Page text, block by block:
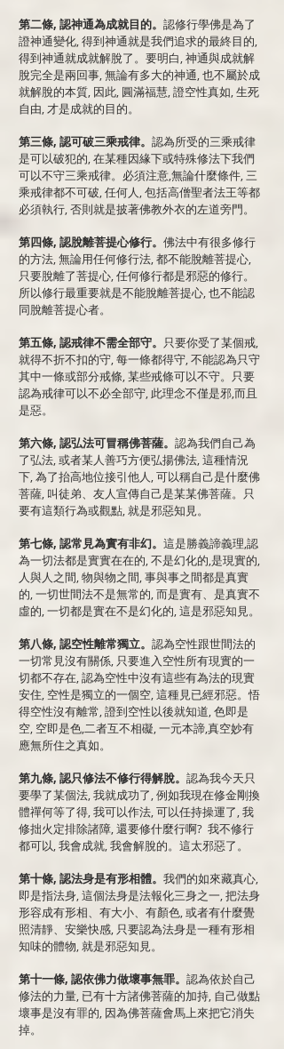
第二條, 認神通為成就目的。 認修行學佛是為了
證神通變化, 得到神通就是我們追求的最終目的,
得到神通就成就解脫了。要明白, 神通與成就解
脫完全是兩回事, 無論有多大的神通, 也不屬於成
就解脫的本質, 因此, 圓滿福慧, 證空性真如, 生死
自由, 才是成就的目的。
第三條, 認可破三乘戒律。 認為所受的三乘戒律
是可以破犯的, 在某種因緣下或特殊修法下我們
可以不守三乘戒律。必須注意,無論什麼條件, 三
乘戒律都不可破, 任何人, 包括高僧聖者法王等都
必須執行, 否則就是披著佛教外衣的左道旁門。
第四條, 認脫離菩提心修行。 佛法中有很多修行
的方法, 無論用任何修行法, 都不能脫離菩提心,
只要脫離了菩提心, 任何修行都是邪惡的修行。
所以修行最重要就是不能脫離菩提心, 也不能認
同脫離菩提心者。
第五條, 認戒律不需全部守。 只要你受了某個戒,
就得不折不扣的守, 每一條都得守, 不能認為只守
其中一條或部分戒條, 某些戒條可以不守。只要
認為戒律可以不必全部守, 此理念不僅是邪,而且
是惡。
第六條, 認弘法可冒稱佛菩薩。 認為我們自己為
了弘法, 或者某人善巧方便弘揚佛法, 這種情況
下, 為了抬高地位接引他人, 可以稱自己是什麼佛
菩薩, 叫徒弟、友人宣傳自己是某某佛菩薩。只
要有這類行為或觀點, 就是邪惡知見。
第七條, 認常見為實有非幻。 這是勝義諦義理,認
為一切法都是實實在在的, 不是幻化的,是現實的,
人與人之間, 物與物之間, 事與事之間都是真實
的, 一切世間法不是無常的, 而是實有、是真實不
虛的, 一切都是實在不是幻化的,這是邪惡知見。
第八條, 認空性離常獨立。 認為空性跟世間法的
一切常見沒有關係, 只要進入空性所有現實的一
切都不存在, 認為空性中沒有這些有為法的現實
安住, 空性是獨立的一個空, 這種見已經邪惡。悟
得空性沒有離常, 證到空性以後就知道, 色即是
空, 空即是色,二者互不相礙, 一元本諦,真空妙有
應無所住之真如。
第九條, 認只修法不修行得解脫。 認為我今天只
要學了某個法, 我就成功了, 例如我現在修金剛換
體禪何等了得, 我可以作法, 可以任持操運了, 我
修拙火定排除諸障, 還要修什麼行啊? 我不修行
都可以, 我會成就, 我會解脫的。這太邪惡了。
第十條, 認法身是有形相體。 我們的如來藏真心,
即是指法身, 這個法身是法報化三身之一, 把法身
形容成有形相、有大小、有顏色, 或者有什麼覺
照清靜、安樂快感, 只要認為法身是一種有形相
知味的體物, 就是邪惡知見。
第十一條, 認依佛力做壞事無罪。 認為依於自己
修法的力量, 已有十方諸佛菩薩的加持, 自己做點
壞事是沒有罪的, 因為佛菩薩會馬上來把它消失
掉。